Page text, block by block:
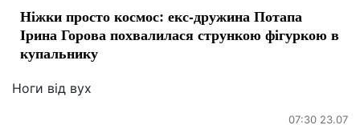
Ніжки просто космос: екс-дружина Потапа
Ірина Горова похвалилася стрункою фігуркою в
купальнику
Ноги від вух
07:30 23.07